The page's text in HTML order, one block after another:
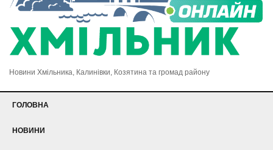
Новини Хмільника, Калинівки, Козятина та громад району
ГОЛОВНА
НОВИНИ